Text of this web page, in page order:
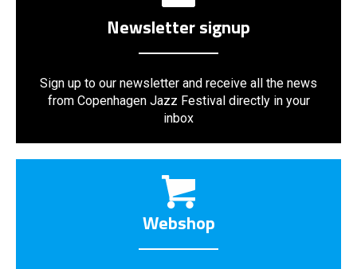
Newsletter signup
Sign up to our newsletter and receive all the news
from Copenhagen Jazz Festival directly in your
inbox
Webshop